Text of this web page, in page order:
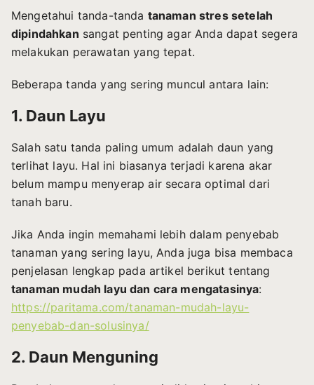
Mengetahui tanda-tanda tanaman stres setelah
dipindahkan sangat penting agar Anda dapat segera
melakukan perawatan yang tepat.
Beberapa tanda yang sering muncul antara lain:
1. Daun Layu
Salah satu tanda paling umum adalah daun yang
terlihat layu. Hal ini biasanya terjadi karena akar
belum mampu menyerap air secara optimal dari
tanah baru.
Jika Anda ingin memahami lebih dalam penyebab
tanaman yang sering layu, Anda juga bisa membaca
penjelasan lengkap pada artikel berikut tentang
tanaman mudah layu dan cara mengatasinya:
https://paritama.com/tanaman-mudah-layu-
penyebab-dan-solusinya/
2. Daun Menguning